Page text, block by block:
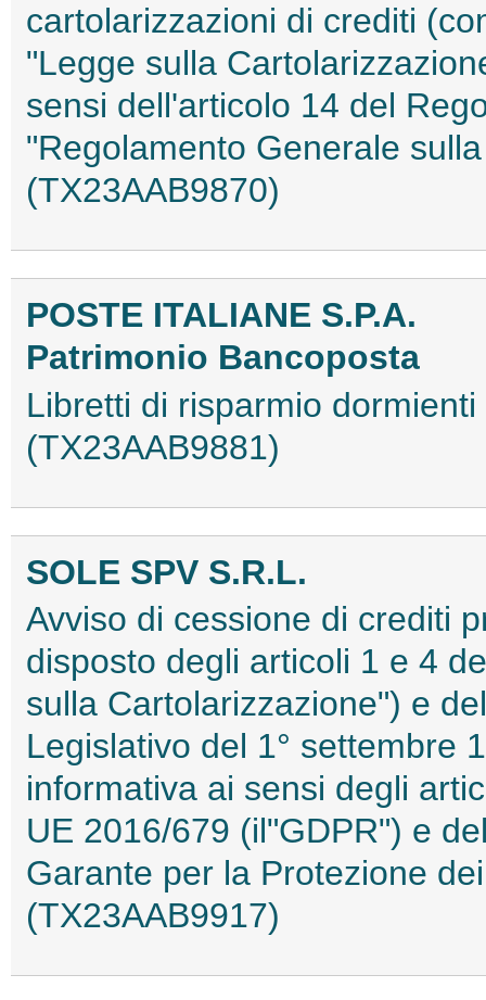
cartolarizzazioni di crediti
"Legge sulla
sensi dell'articolo 14 del
"Regolamento Generale
(TX23AAB9870)
POSTE ITALIANE S.P.A.
Patrimonio Bancoposta
Libretti di risparmio
(TX23AAB9881)
SOLE SPV S.R.L.
Avviso di cessione di crediti
disposto degli articoli 1 e 4
sulla Cartolarizzazione") e
Legislativo del 1° settembre
informativa ai sensi degli
UE 2016/679 (il"GDPR") e
Garante per la Protezione
(TX23AAB9917)